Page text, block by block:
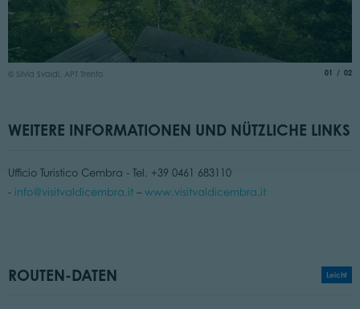
© Silvia Svaldi, APT Trento 01 von
02
WEITERE INFORMATIONEN UND NÜTZLICHE LINKS
Ufficio Turistico Cembra - Tel. +39 0461 683110
- info@visitvaldicembra.it– www.visitvaldicembra.it
ROUTEN-DATEN Leicht